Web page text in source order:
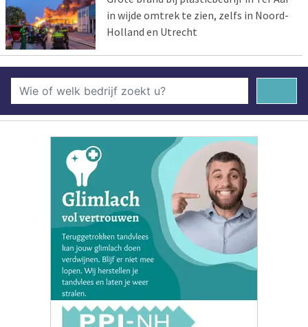
in wijde omtrek te zien, zelfs in Noord-
Holland en Utrecht